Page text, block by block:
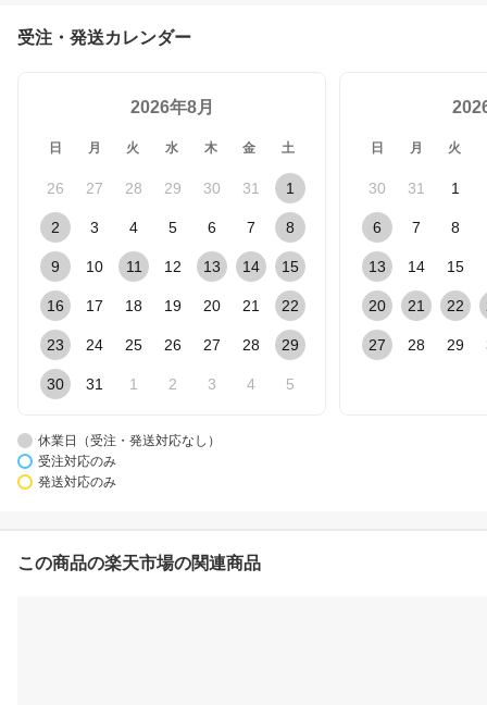
受注・発送カレンダー
2026年8月
日 月 火 水 木 金 土
26 27 28 29 30 31 1
2 3 4 5 6 7 8
9 10 11 12 13 14 15
16 17 18 19 20 21 22
23 24 25 26 27 28 29
30 31 1 2 3 4 5
日 月 火
30 31 1
6 7 8
13 14 15
20 21 22
27 28 29
休業日（受注・発送対応なし）
受注対応のみ
発送対応のみ
この商品の楽天市場の関連商品